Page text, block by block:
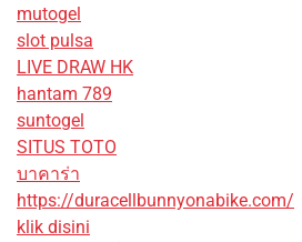
mutogel
slot pulsa
LIVE DRAW HK
hantam 789
suntogel
SITUS TOTO
บาคาร่า
https://duracellbunnyonabike.com/
klik disini